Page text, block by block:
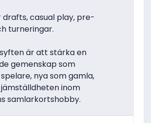
drafts, casual play, pre-
turneringar.
är att stärka en
gemenskap som
nya som gamla,
inom
samlarkortshobby.